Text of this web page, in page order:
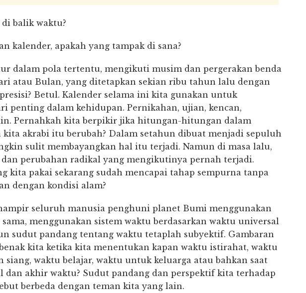
di balik waktu?
kalender, apakah yang tampak di sana?
dalam pola tertentu, mengikuti musim dan pergerakan benda
atau Bulan, yang ditetapkan sekian ribu tahun lalu dengan
Betul. Kalender selama ini kita gunakan untuk
penting dalam kehidupan. Pernikahan, ujian, kencan,
Pernahkah kita berpikir jika hitungan-hitungan dalam
kita akrabi itu berubah? Dalam setahun dibuat menjadi sepuluh
sulit membayangkan hal itu terjadi. Namun di masa lalu,
perubahan radikal yang mengikutinya pernah terjadi.
kita pakai sekarang sudah mencapai tahap sempurna tanpa
dengan kondisi alam?
seluruh manusia penghuni planet Bumi menggunakan
menggunakan sistem waktu berdasarkan waktu universal
sudut pandang tentang waktu tetaplah subyektif. Gambaran
kita ketika kita menentukan kapan waktu istirahat, waktu
siang, waktu belajar, waktu untuk keluarga atau bahkan saat
dan akhir waktu? Sudut pandang dan perspektif kita terhadap
berbeda dengan teman kita yang lain.